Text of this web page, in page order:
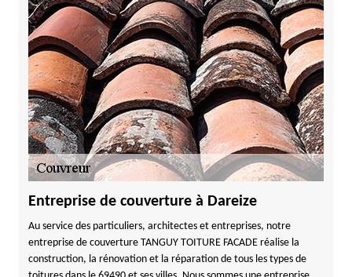
Entreprise de couverture à Dareize
Au service des particuliers, architectes et entreprises, notre
entreprise de couverture TANGUY TOITURE FACADE réalise la
construction, la rénovation et la réparation de tous les types de